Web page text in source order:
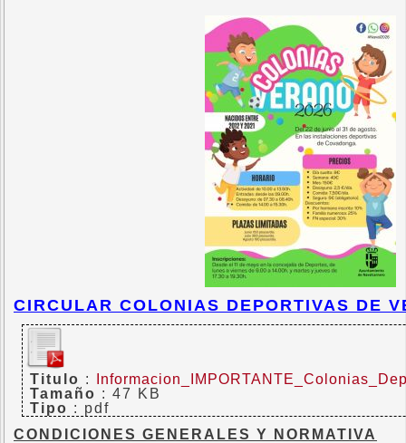
CIRCULAR COLONIAS DEPORTIVAS DE
Titulo :
Tamaño : 47 KB
Tipo : pdf
CONDICIONES GENERALES Y NORMATIVA